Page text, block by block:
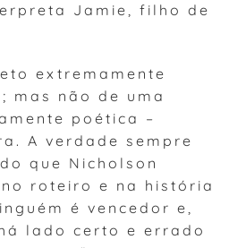
Jamie, filho de
extremamente
mas não de uma
poética –
A verdade sempre
que Nicholson
roteiro e na história
é vencedor e,
lado certo e errado